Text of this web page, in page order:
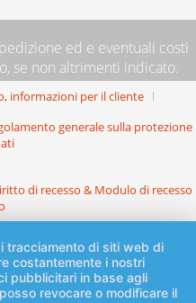
ed e eventuali costi
se non altrimenti indicato.
informazioni per il cliente
generale sulla protezione
di recesso & Modulo di recesso
tracciamento di siti web di
costantemente i nostri
pubblicitari in base agli
revocare o modificare il